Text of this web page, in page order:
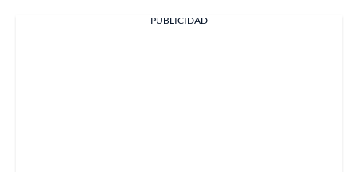
PUBLICIDAD